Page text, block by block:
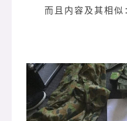
而且内容及其相似